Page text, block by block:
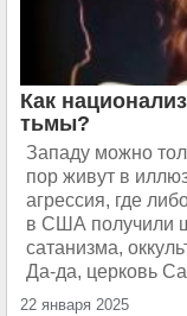
Как
тьмы?
Западу можно
пор живут в
агрессия, где
в США получили
сатанизма,
Да-да, церковь
22 января 2025